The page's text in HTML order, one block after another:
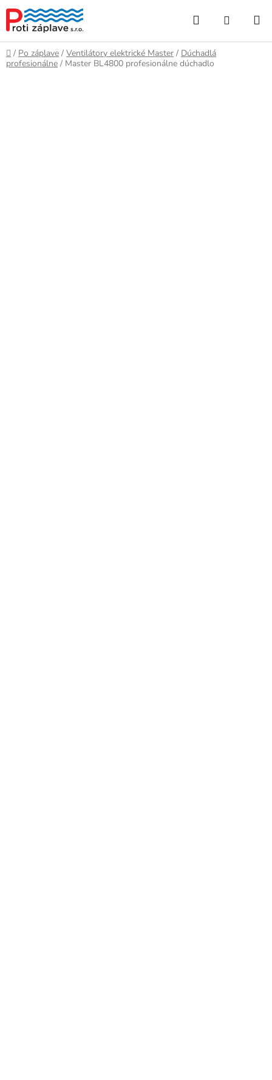
obsah
Hľadať
KOŠÍK
Domov
/ Po záplave / Ventilátory elektrické Master / Dúchadlá
profesionálne / Master BL4800 profesionálne dúchadlo